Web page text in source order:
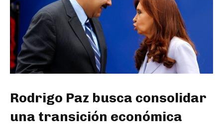
Rodrigo Paz busca consolidar
una transición económica